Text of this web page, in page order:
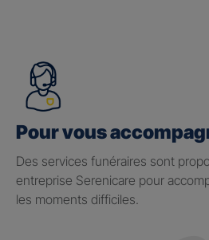
Pour vous
Des services funéraires sont
entreprise Serenicare pour
les moments difficiles.